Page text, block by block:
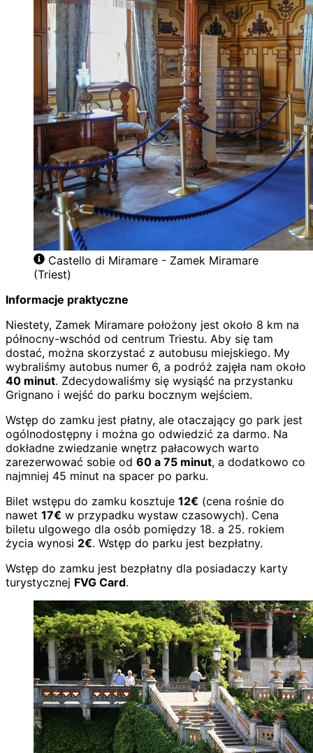
Castello di Miramare - Zamek Miramare
(Triest)
Informacje praktyczne
Niestety, Zamek Miramare położony jest około 8 km na
północny-wschód od centrum Triestu. Aby się tam
dostać, można skorzystać z autobusu miejskiego. My
wybraliśmy autobus numer 6, a podróż zajęła nam około
40 minut. Zdecydowaliśmy się wysiąść na przystanku
Grignano i wejść do parku bocznym wejściem.
Wstęp do zamku jest płatny, ale otaczający go park jest
ogólnodostępny i można go odwiedzić za darmo. Na
dokładne zwiedzanie wnętrz pałacowych warto
zarezerwować sobie od 60 a 75 minut, a dodatkowo co
najmniej 45 minut na spacer po parku.
Bilet wstępu do zamku kosztuje 12€ (cena rośnie do
nawet 17€ w przypadku wystaw czasowych). Cena
biletu ulgowego dla osób pomiędzy 18. a 25. rokiem
życia wynosi 2€. Wstęp do parku jest bezpłatny.
Wstęp do zamku jest bezpłatny dla posiadaczy karty
turystycznej FVG Card.